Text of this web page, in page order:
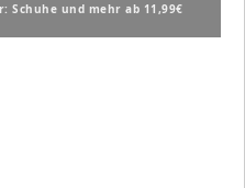
Schuhe und mehr ab 11,99€